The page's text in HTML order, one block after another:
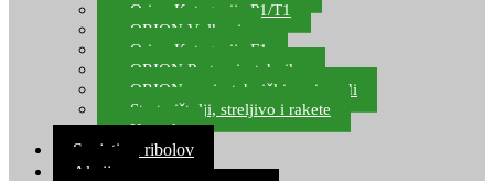
Orion Kategorija P1/T1
ORION Vulkani
Orion Kategorija F1
ORION Party pirotehnika
ORION nepirotehnički proizvodi
Start pištolji, streljivo i rakete
Kontakt
Savjeti za ribolov
Akcija